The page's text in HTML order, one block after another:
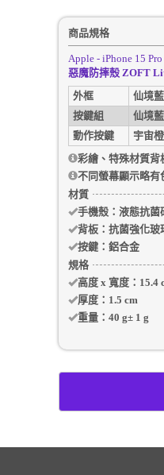
商品規格
Apple - iPhone 15 Pro
惡魔防摔殼 ZOFT
外框
仙境藍
按鍵組
仙境藍
動作按鍵
宇宙
彩繪、特殊材質背
不同螢幕顯示略有
材質
手機殼：液態抗菌
背板：抗菌強化玻
按鍵： 鋁合金
規格
高度 x 寬度： 15.4
厚度： 1.5 cm
重量： 40 g±1 g